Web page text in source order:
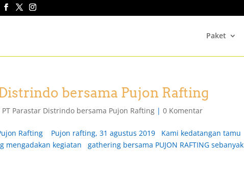
Paket
bersama Pujon Rafting
Parastar Distrindo bersama Pujon Rafting |0 Komentar
Rafting Pujon rafting, 31 agustus 2019 Kami kedatangan tamu
mengadakan kegiatan gathering bersama PUJON RAFTING sebanyak